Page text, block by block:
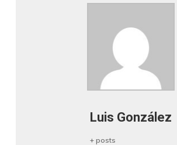
Luis González
+ posts